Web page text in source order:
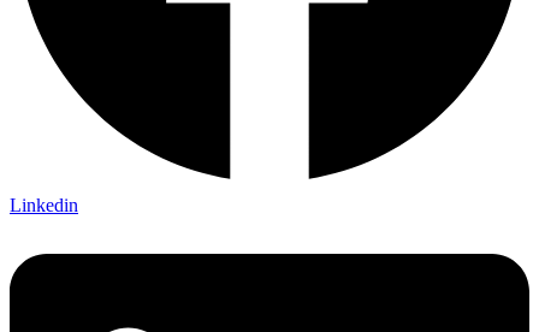
Linkedin